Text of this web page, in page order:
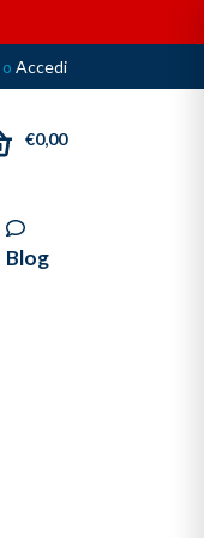
o Accedi
€0,00
Blog